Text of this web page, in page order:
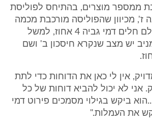
ממספר מוצרים, בהתיחס לפוליסת
ז', מכיוון שהפוליסה מורכבת מכמה
מוצרים, ולא על כולם חלים דמי גביה 4 אחוז, למשל
יש מצב שנקרא חיסכון ב' ושם
אין לי כאן את הדוחות כדי לתת
אני לא יכול להביא דוחות של כל
ביקש בגילוי מסמכים פירוט דמי
את העמלות."